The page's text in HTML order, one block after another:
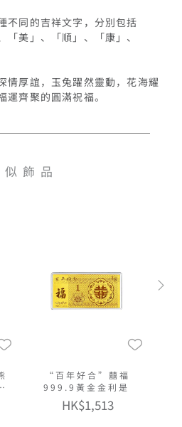
不同的吉祥文字，分別包括
「美」、「順」、「康」、
情厚誼，玉兔躍然靈動，花海耀
齊聚的圓滿祝福。
似飾品
“百年好合”囍福
999.9黃金金利是
HK$1,513